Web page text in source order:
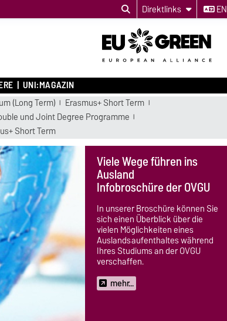
Direktlinks EN
UNI:MAGAZIN
(Long Term)
Erasmus+ Short Term
und Joint Degree Programme
Short Term
Viele Wege führen ins
Ausland
Infobroschüre der OVGU
In unserer Broschüre können Sie
sich einen Überblick über die
vielen Möglichkeiten eines
Auslandsaufenthaltes während
Ihres Studiums an der OVGU
verschaffen.
mehr...